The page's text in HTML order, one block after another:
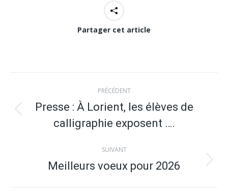
Partager cet article
Navigation
article
PRÉCÉDENT
Article
précédent
Presse : À Lorient, les élèves de
calligraphie exposent ….
SUIVANT
Article
Meilleurs voeux pour 2026